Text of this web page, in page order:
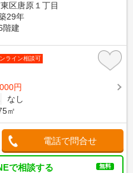
区唐原１丁目
29年
階建
ライン相談可
円
なし
㎡
電話で問合せ
で相談する 無料